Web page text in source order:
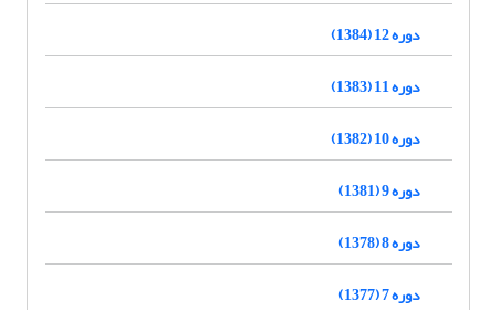
دوره 12 (1384)
دوره 11 (1383)
دوره 10 (1382)
دوره 9 (1381)
دوره 8 (1378)
دوره 7 (1377)